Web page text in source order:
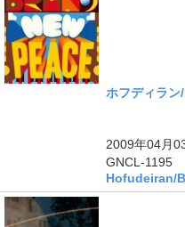
ホフディラン
2009年04月
GNCL-1195
Hofudeiran/